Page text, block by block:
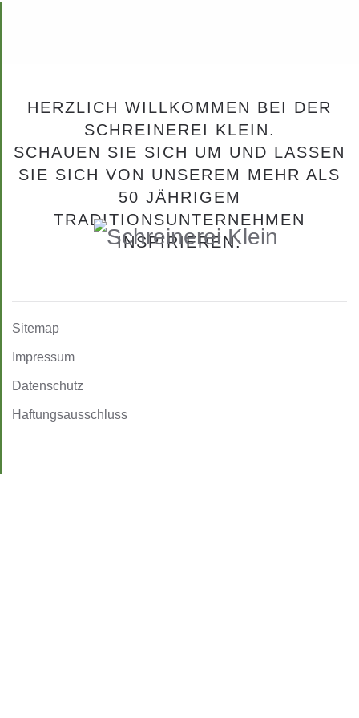
HERZLICH WILLKOMMEN BEI DER
SCHREINEREI KLEIN.
SCHAUEN SIE SICH UM UND LASSEN
SIE SICH VON UNSEREM MEHR ALS
50 JÄHRIGEM
TRADITIONSUNTERNEHMEN
INSPIRIEREN.
Sitemap
Impressum
Datenschutz
Haftungsausschluss